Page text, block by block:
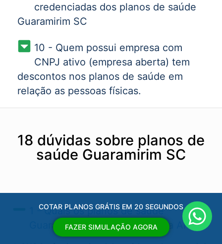
credenciadas dos planos de saúde
Guaramirim SC
10 - Quem possui empresa com
CNPJ ativo (empresa aberta) tem
descontos nos planos de saúde em
relação as pessoas físicas.
18 dúvidas sobre planos de
saúde Guaramirim SC
1 - Quais os planos de saúde
Guaramirim SC​ aprovados pela ANS?
COTAR PLANOS GRÁTIS EM 20 SEGUNDOS
FAZER SIMULAÇÃO AGORA